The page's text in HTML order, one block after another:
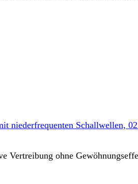
niederfrequenten Schallwellen,
Vertreibung ohne